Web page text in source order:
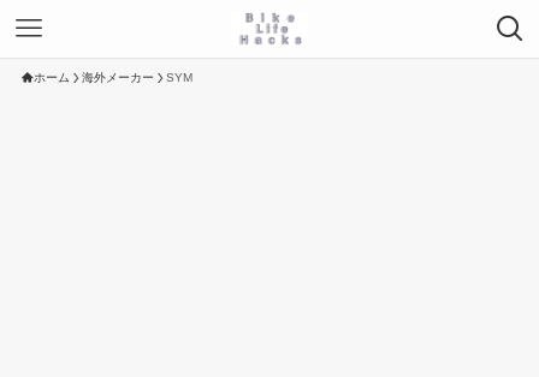
ホーム 海外メーカー SYM